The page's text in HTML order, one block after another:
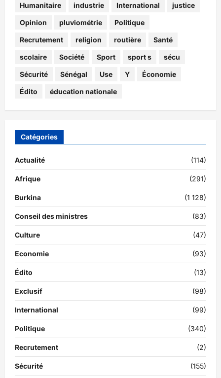
Humanitaire industrie International justice
Opinion pluviométrie Politique
Recrutement religion routière Santé
scolaire Société Sport sport s sécu
Sécurité Sénégal Use Y Économie
Édito éducation nationale
Catégories
Actualité (114)
Afrique (291)
Burkina (1 128)
Conseil des ministres (83)
Culture (47)
Economie (93)
Édito (13)
Exclusif (98)
International (99)
Politique (340)
Recrutement (2)
Sécurité (155)